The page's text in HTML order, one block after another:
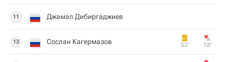
11 Джамал Дибиргаджиев
13 Сослан Кагермазов 52‎’‎ 78‎’‎